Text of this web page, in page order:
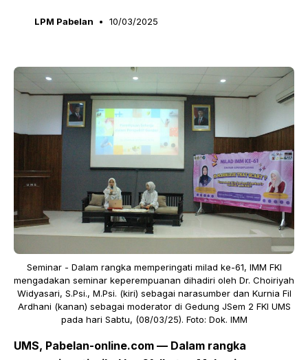
LPM Pabelan 10/03/2025
Seminar - Dalam rangka memperingati milad ke-61, IMM FKI
mengadakan seminar keperempuanan dihadiri oleh Dr. Choiriyah
Widyasari, S.Psi., M.Psi. (kiri) sebagai narasumber dan Kurnia Fil
Ardhani (kanan) sebagai moderator di Gedung JSem 2 FKI UMS
pada hari Sabtu, (08/03/25). Foto: Dok. IMM
UMS, Pabelan-online.com — Dalam rangka